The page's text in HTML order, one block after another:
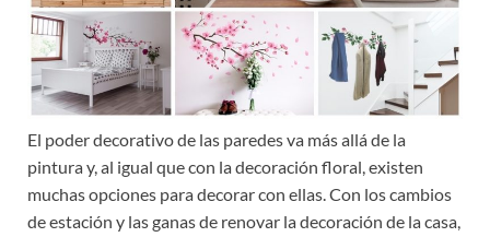
El poder decorativo de las paredes va más allá de la
pintura y, al igual que con la decoración floral, existen
muchas opciones para decorar con ellas. Con los cambios
de estación y las ganas de renovar la decoración de la casa,